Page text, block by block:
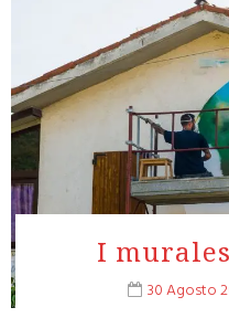
I
30 Agosto